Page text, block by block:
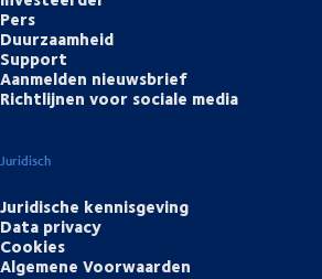
Pers
Duurzaamheid
Support
Aanmelden nieuwsbrief
Richtlijnen voor sociale media
Juridisch
Juridische kennisgeving
Data privacy
Cookies
Algemene Voorwaarden